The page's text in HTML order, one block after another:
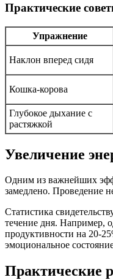
Практические
Упражнение
Наклон вперед сидя
Кошка-корова
Глубокое дыхание с
растяжкой
Увеличение
Одним из важнейших
замедлено. Проведение
Статистика
течение дня. Например,
продуктивности на 20-
эмоциональное
Практические